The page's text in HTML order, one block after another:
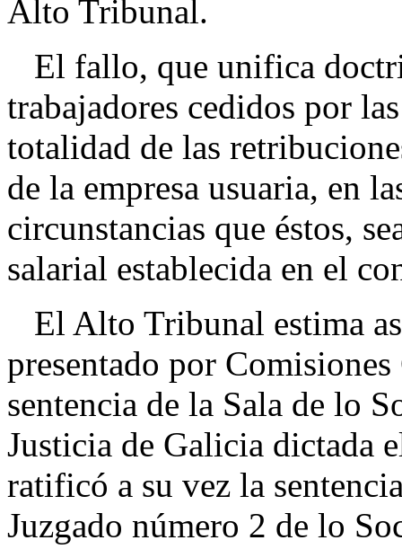
Alto Tribunal.
El fallo, que unifica
trabajadores cedidos por
totalidad de las
de la empresa usuaria, en
circunstancias que éstos,
salarial establecida en el
El Alto Tribunal estima
presentado por
sentencia de la Sala de lo
Justicia de Galicia dictada
ratificó a su vez la
Juzgado número 2 de lo